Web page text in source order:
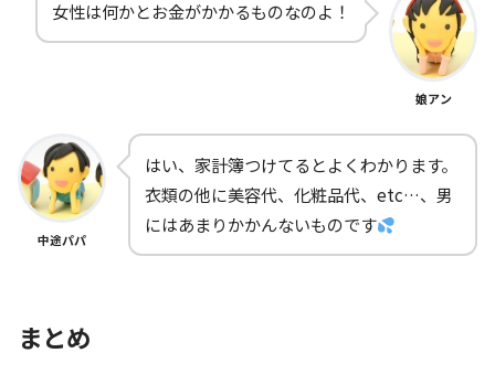
女性は何かとお金がかかるものなのよ！
娘アン
中途パパ
はい、家計簿つけてるとよくわかります。
衣類の他に美容代、化粧品代、etc…、男
にはあまりかかんないものです
まとめ